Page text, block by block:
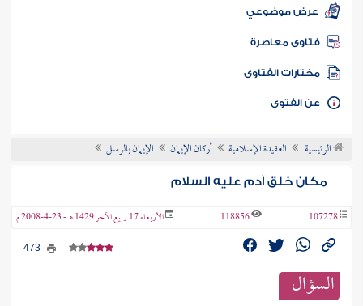
الفتاوى الحية
عرض موضوعي
فتاوى معاصرة
مختارات الفتاوى
الفتوى
الرئيسية العقيدة الإسلامية أركان الإيمان الإيمان بالرسل
مكان خلق آدم عليه السلام
107278
118856 الأربعاء 17 ربيع الآخر 1429 هـ - 23-4-2008 م
السؤال